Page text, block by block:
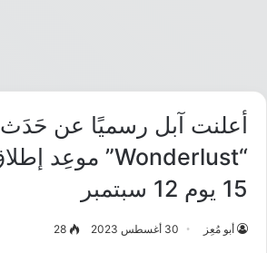
أعلنت آبل رسميًا عن حَدَث
15 يوم 12 سبتمبر
أبو مُعِز 30 أغسطس 2023 28